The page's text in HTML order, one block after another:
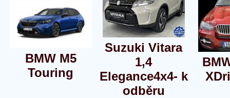
BMW M5
Touring
Suzuki Vitara
1,4
Elegance4x4- k
odběru